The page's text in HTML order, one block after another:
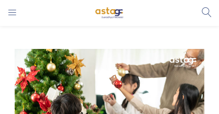
Enter your username and password to login.